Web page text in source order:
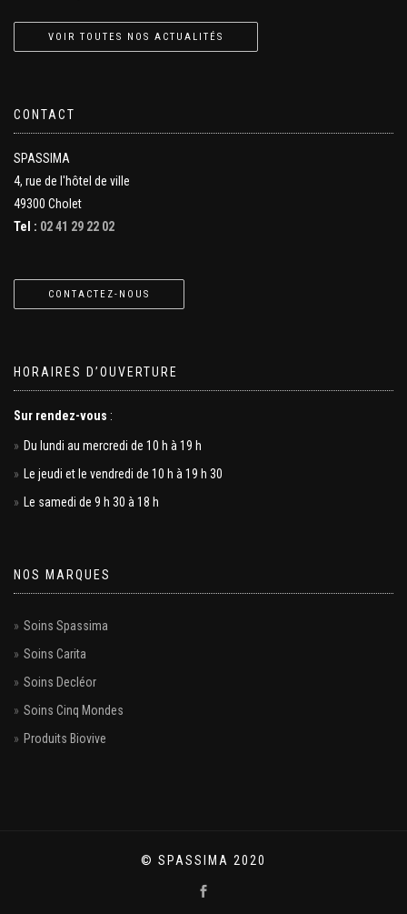
VOIR TOUTES NOS ACTUALITÉS
CONTACT
SPASSIMA
4, rue de l'hôtel de ville
49300 Cholet
Tel : 02 41 29 22 02
CONTACTEZ-NOUS
HORAIRES D’OUVERTURE
Sur rendez-vous :
Du lundi au mercredi de 10 h à 19 h
Le jeudi et le vendredi de 10 h à 19 h 30
Le samedi de 9 h 30 à 18 h
NOS MARQUES
Soins Spassima
Soins Carita
Soins Decléor
Soins Cinq Mondes
Produits Biovive
© SPASSIMA 2020